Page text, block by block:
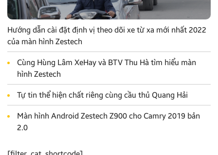
Hướng dẫn cài đặt định vị theo dõi xe từ xa mới nhất 2022
của màn hình Zestech
Cùng Hùng Lâm XeHay và BTV Thu Hà tìm hiểu màn
hình Zestech
Tự tin thể hiện chất riêng cùng cầu thủ Quang Hải
Màn hình Android Zestech Z900 cho Camry 2019 bản
2.0